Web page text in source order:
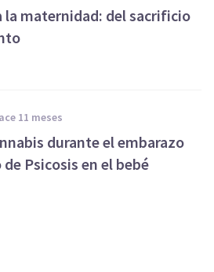
la maternidad: del sacrificio
hace 11 meses
durante el embarazo
Psicosis en el bebé